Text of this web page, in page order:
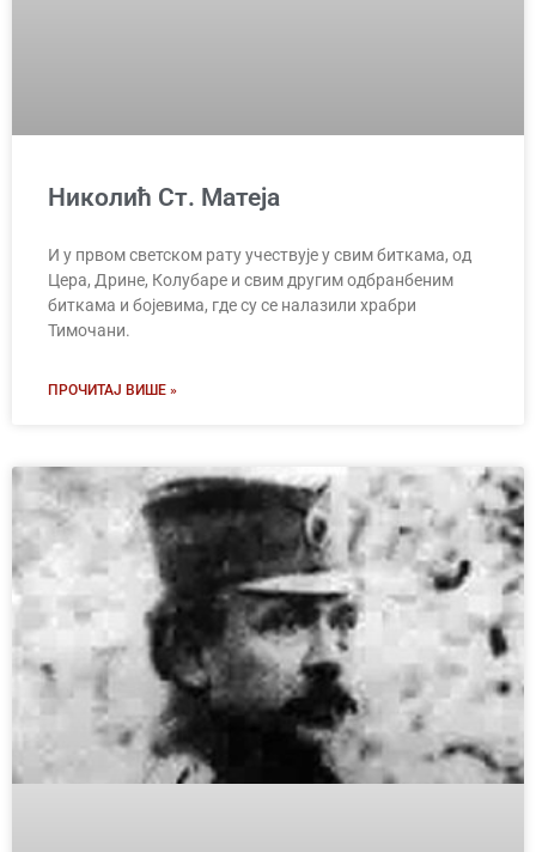
Николић Ст. Матеја
И у првом светском рату учествује у свим биткама, од
Цера, Дрине, Колубаре и свим другим одбранбеним
биткама и бојевима, где су се налазили храбри
Тимочани.
ПРОЧИТАЈ ВИШЕ »